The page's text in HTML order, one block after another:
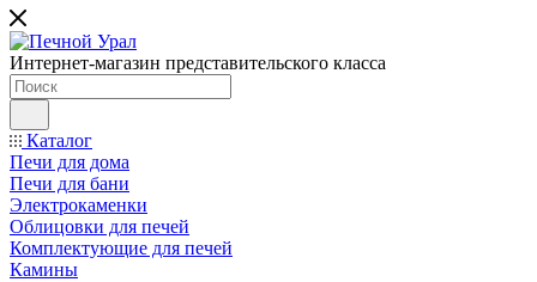
Интернет-магазин представительского класса
Каталог
Печи для дома
Печи для бани
Электрокаменки
Облицовки для печей
Комплектующие для печей
Камины